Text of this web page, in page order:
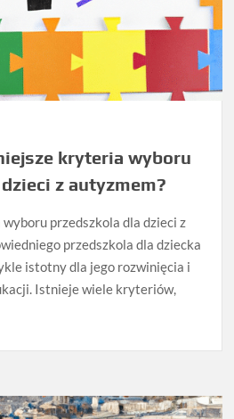
kryteria wyboru
z autyzmem?
przedszkola dla dzieci z
przedszkola dla dziecka
istotny dla jego rozwinięcia i
Istnieje wiele kryteriów,